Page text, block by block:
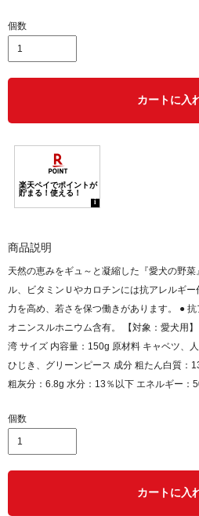
個数
カートに入
商品説明
天然の恵みをギュ～と凝縮した『愛犬の野
ル、ビタミンＵやカロチンには抗アレルギ
力を高め、若さを保つ働きがあります。 ●
オニンスルホニウム含有。 【対象：愛犬用
湾 サイズ 内容量：150g 原材料 キャベツ、
ひじき、グリーンピース 成分 粗たん白質：
粗灰分：6.8g 水分：13％以下 エネルギー：
個数
カートに入